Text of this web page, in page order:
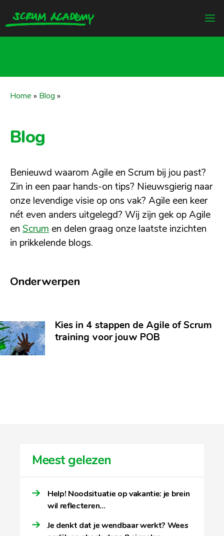
Home » Blog »
Blog
Benieuwd waarom Agile en Scrum bij jou past?
Zin in een paar hands-on tips? Nieuwsgierig naar
onze levendige visie op ons vak? Agile een keer
nét even anders uitgelegd? Wij zijn gek op Agile
en Scrum en delen graag onze laatste inzichten
in prikkelende blogs.
Onderwerpen
Kies in 4 stappen de Agile of Scrum
training voor jouw POB
Meest gelezen
Help! Noodsituatie op vakantie: je brein
wil reflecteren…
Je denkt dat je wendbaar werkt? Wees